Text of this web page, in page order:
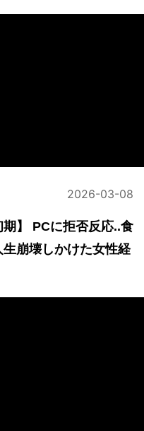
2026-03-08
期】 PCに拒否反応..食
崩壊しかけた女性経